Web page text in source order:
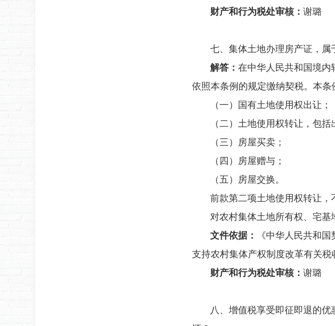
财产和行为税处审核： 谢璐
七、集体土地办理房产证，属
解答： 在中华人民共和国境内
依照本条例的规定缴纳契税。本条
（一）
国有土地使用权出让；
（二） 土地使用权转让，包括
（三） 房屋买卖；
（四） 房屋赠与；
（五） 房屋交换。
前款第二项土地使用权转让，
对农村集体土地所有权、宅基
文件依据：
《中华人民共和
支持农村集体产权制度改革有关税
财产和行为税处审核： 谢璐
八 、增值税享受即征即退的